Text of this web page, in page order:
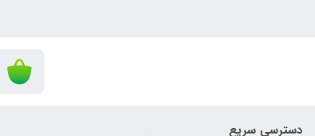
دسترسی سریع